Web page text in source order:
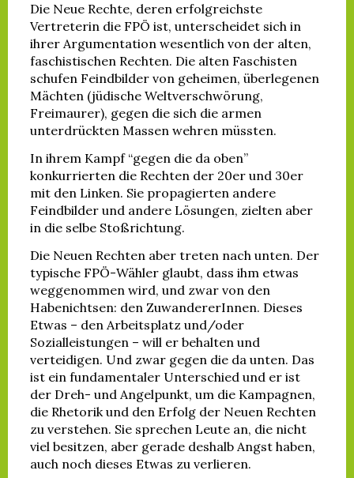
Die Neue Rechte, deren erfolgreichste
Vertreterin die FPÖ ist, unterscheidet sich in
ihrer Argumentation wesentlich von der alten,
faschistischen Rechten. Die alten Faschisten
schufen Feindbilder von geheimen, überlegenen
Mächten (jüdische Weltverschwörung,
Freimaurer), gegen die sich die armen
unterdrückten Massen wehren müssten.
In ihrem Kampf “gegen die da oben”
konkurrierten die Rechten der 20er und 30er
mit den Linken. Sie propagierten andere
Feindbilder und andere Lösungen, zielten aber
in die selbe Stoßrichtung.
Die Neuen Rechten aber treten nach unten. Der
typische FPÖ-Wähler glaubt, dass ihm etwas
weggenommen wird, und zwar von den
Habenichtsen: den ZuwandererInnen. Dieses
Etwas – den Arbeitsplatz und/oder
Sozialleistungen – will er behalten und
verteidigen. Und zwar gegen die da unten. Das
ist ein fundamentaler Unterschied und er ist
der Dreh- und Angelpunkt, um die Kampagnen,
die Rhetorik und den Erfolg der Neuen Rechten
zu verstehen. Sie sprechen Leute an, die nicht
viel besitzen, aber gerade deshalb Angst haben,
auch noch dieses Etwas zu verlieren.